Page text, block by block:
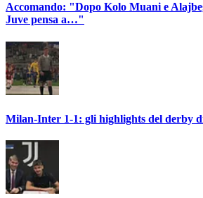
Accomando: "Dopo Kolo Muani e
Juve pensa a…"
Milan-Inter 1-1: gli highlights del derby